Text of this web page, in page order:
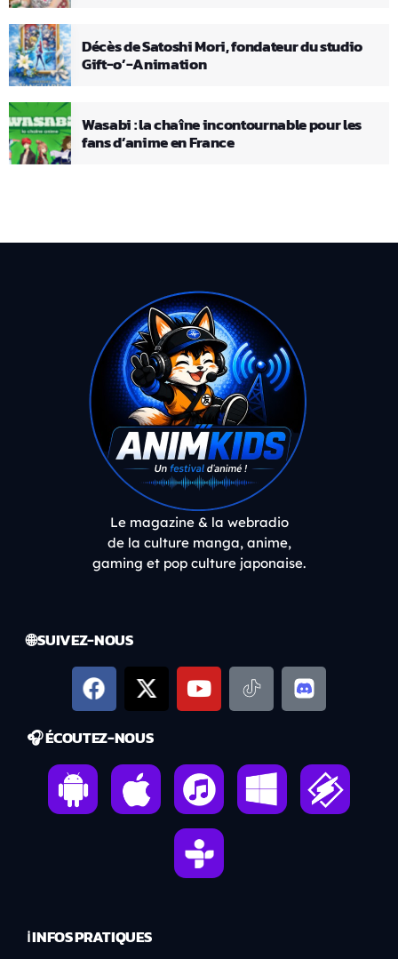
Décès de Satoshi Mori, fondateur du studio
Gift-o’-Animation
Wasabi : la chaîne incontournable pour les
fans d’anime en France
Le magazine & la webradio
de la culture manga, anime,
gaming et pop culture japonaise.
🌐 SUIVEZ-NOUS
🎧 ÉCOUTEZ-NOUS
ℹ️ INFOS PRATIQUES